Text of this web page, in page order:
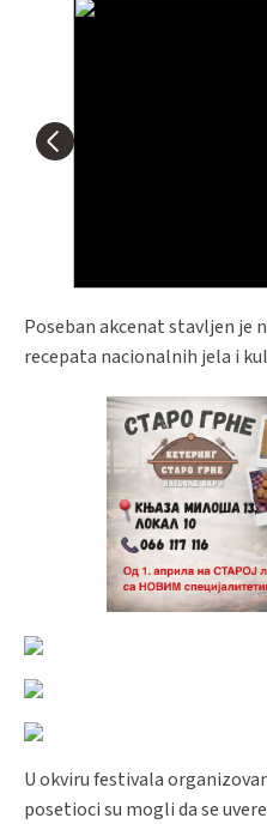
Poseban akcenat stavljen je
recepata nacionalnih jela i
U okviru festivala
posetioci su mogli da se